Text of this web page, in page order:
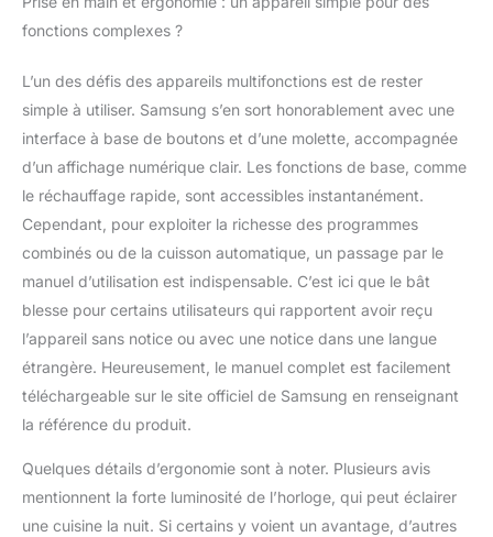
fonctions complexes ?
L’un des défis des appareils multifonctions est de rester
simple à utiliser. Samsung s’en sort honorablement avec une
interface à base de boutons et d’une molette, accompagnée
d’un affichage numérique clair. Les fonctions de base, comme
le réchauffage rapide, sont accessibles instantanément.
Cependant, pour exploiter la richesse des programmes
combinés ou de la cuisson automatique, un passage par le
manuel d’utilisation est indispensable. C’est ici que le bât
blesse pour certains utilisateurs qui rapportent avoir reçu
l’appareil sans notice ou avec une notice dans une langue
étrangère. Heureusement, le manuel complet est facilement
téléchargeable sur le site officiel de Samsung en renseignant
la référence du produit.
Quelques détails d’ergonomie sont à noter. Plusieurs avis
mentionnent la forte luminosité de l’horloge, qui peut éclairer
une cuisine la nuit. Si certains y voient un avantage, d’autres